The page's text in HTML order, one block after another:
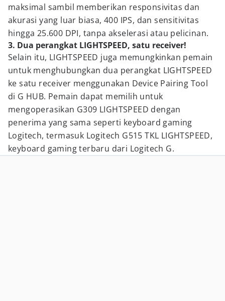
maksimal sambil memberikan responsivitas dan
akurasi yang luar biasa, 400 IPS, dan sensitivitas
hingga 25.600 DPI, tanpa akselerasi atau pelicinan.
3. Dua perangkat LIGHTSPEED, satu receiver!
Selain itu, LIGHTSPEED juga memungkinkan pemain
untuk menghubungkan dua perangkat LIGHTSPEED
ke satu receiver menggunakan Device Pairing Tool
di G HUB. Pemain dapat memilih untuk
mengoperasikan G309 LIGHTSPEED dengan
penerima yang sama seperti keyboard gaming
Logitech, termasuk Logitech G515 TKL LIGHTSPEED,
keyboard gaming terbaru dari Logitech G.